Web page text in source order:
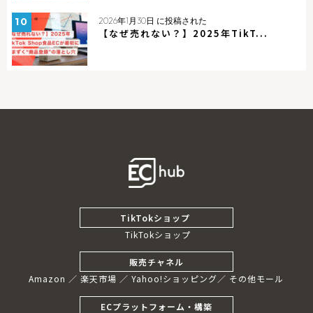
2026年1月30日 に投稿された
【なぜ売れない？】2025年TikT...
TikTokショップ
TikTokショップ
販売チャネル
Amazon ／楽天市場 ／Yahoo!ショッピング／ その他モール
ECプラットフォーム・構築